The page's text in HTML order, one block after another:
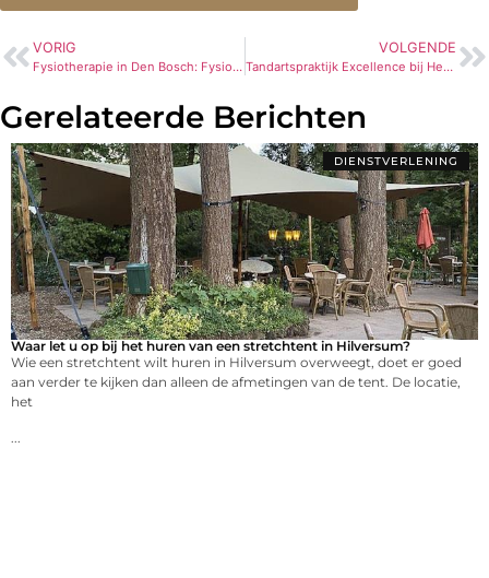
VORIG
Fysiotherapie in Den Bosch: FysioXtra, Jouw Partner in Beweging
VOLGENDE
Tandartspraktijk Excellence bij Health Center Amsterdamse Bos
Gerelateerde Berichten
DIENSTVERLENING
Waar let u op bij het huren van een stretchtent in Hilversum?
Wie een stretchtent wilt huren in Hilversum overweegt, doet er goed
aan verder te kijken dan alleen de afmetingen van de tent. De locatie,
het